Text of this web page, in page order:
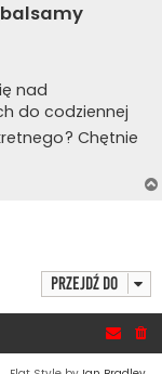
nad
do codziennej
Chętnie
Przejdź do